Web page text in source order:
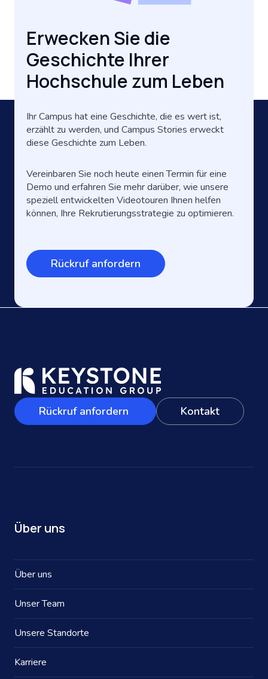
Erwecken Sie die
Geschichte Ihrer
Hochschule zum Leben
Ihr Campus hat eine Geschichte, die es wert ist,
erzählt zu werden, und Campus Stories erweckt
diese Geschichte zum Leben.
Vereinbaren Sie noch heute einen Termin für eine
Demo und erfahren Sie mehr darüber, wie unsere
speziell entwickelten Videotouren Ihnen helfen
können, Ihre Rekrutierungsstrategie zu optimieren.
Rückruf anfordern
Rückruf anfordern Kontakt
Über uns
Über uns
Unser Team
Unsere Standorte
Karriere